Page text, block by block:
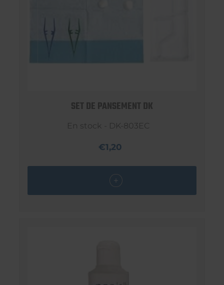
SET DE PANSEMENT DK
En stock - DK-803EC
€1,20